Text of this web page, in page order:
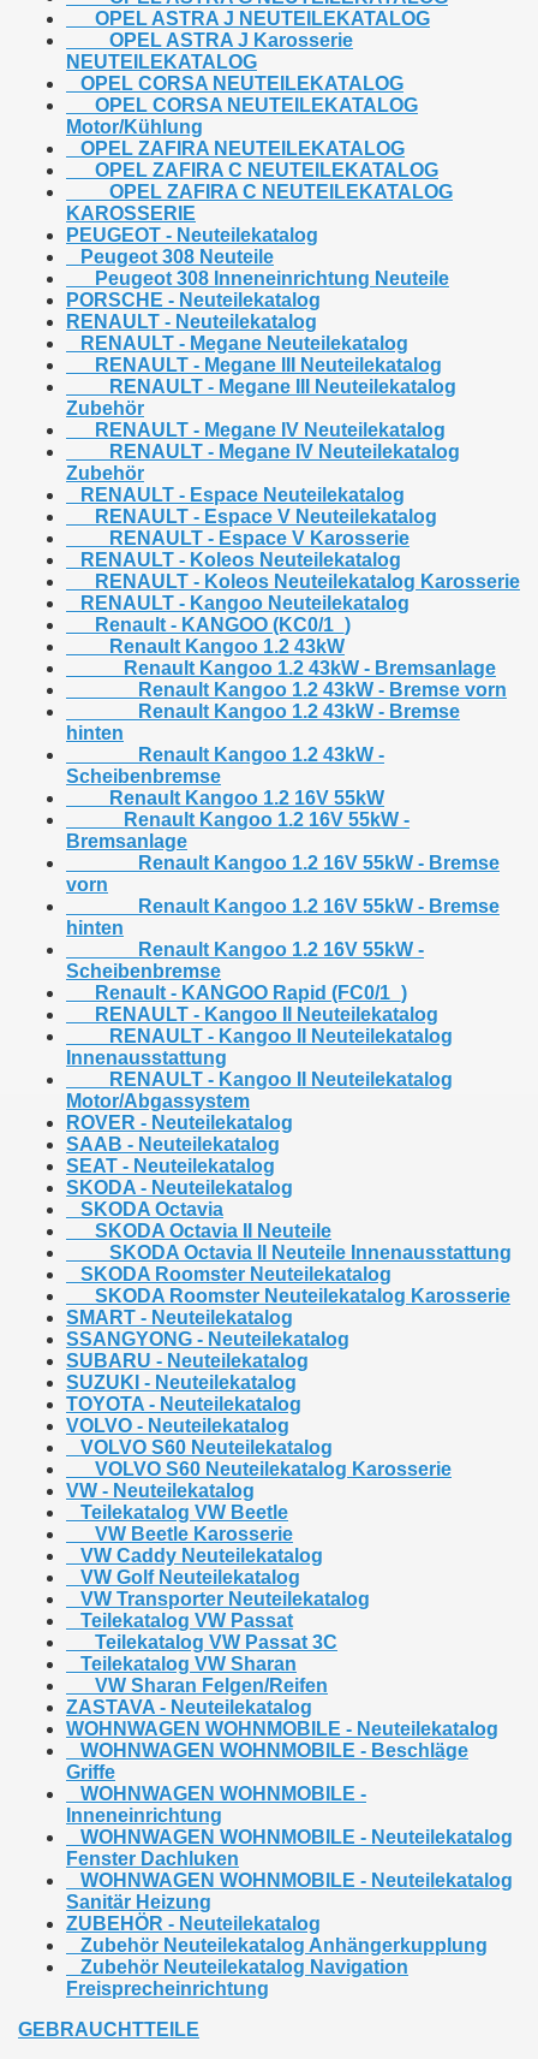
OPEL ASTRA J NEUTEILEKATALOG
OPEL ASTRA J Karosserie
NEUTEILEKATALOG
OPEL CORSA NEUTEILEKATALOG
OPEL CORSA NEUTEILEKATALOG
Motor/Kühlung
OPEL ZAFIRA NEUTEILEKATALOG
OPEL ZAFIRA C NEUTEILEKATALOG
OPEL ZAFIRA C NEUTEILEKATALOG
KAROSSERIE
PEUGEOT - Neuteilekatalog
Peugeot 308 Neuteile
Peugeot 308 Inneneinrichtung Neuteile
PORSCHE - Neuteilekatalog
RENAULT - Neuteilekatalog
RENAULT - Megane Neuteilekatalog
RENAULT - Megane III Neuteilekatalog
RENAULT - Megane III Neuteilekatalog
Zubehör
RENAULT - Megane IV Neuteilekatalog
RENAULT - Megane IV Neuteilekatalog
Zubehör
RENAULT - Espace Neuteilekatalog
RENAULT - Espace V Neuteilekatalog
RENAULT - Espace V Karosserie
RENAULT - Koleos Neuteilekatalog
RENAULT - Koleos Neuteilekatalog Karosserie
RENAULT - Kangoo Neuteilekatalog
Renault - KANGOO (KC0/1_)
Renault Kangoo 1.2 43kW
Renault Kangoo 1.2 43kW - Bremsanlage
Renault Kangoo 1.2 43kW - Bremse vorn
Renault Kangoo 1.2 43kW - Bremse
hinten
Renault Kangoo 1.2 43kW -
Scheibenbremse
Renault Kangoo 1.2 16V 55kW
Renault Kangoo 1.2 16V 55kW -
Bremsanlage
Renault Kangoo 1.2 16V 55kW - Bremse
vorn
Renault Kangoo 1.2 16V 55kW - Bremse
hinten
Renault Kangoo 1.2 16V 55kW -
Scheibenbremse
Renault - KANGOO Rapid (FC0/1_)
RENAULT - Kangoo II Neuteilekatalog
RENAULT - Kangoo II Neuteilekatalog
Innenausstattung
RENAULT - Kangoo II Neuteilekatalog
Motor/Abgassystem
ROVER - Neuteilekatalog
SAAB - Neuteilekatalog
SEAT - Neuteilekatalog
SKODA - Neuteilekatalog
SKODA Octavia
SKODA Octavia II Neuteile
SKODA Octavia II Neuteile Innenausstattung
SKODA Roomster Neuteilekatalog
SKODA Roomster Neuteilekatalog Karosserie
SMART - Neuteilekatalog
SSANGYONG - Neuteilekatalog
SUBARU - Neuteilekatalog
SUZUKI - Neuteilekatalog
TOYOTA - Neuteilekatalog
VOLVO - Neuteilekatalog
VOLVO S60 Neuteilekatalog
VOLVO S60 Neuteilekatalog Karosserie
VW - Neuteilekatalog
Teilekatalog VW Beetle
VW Beetle Karosserie
VW Caddy Neuteilekatalog
VW Golf Neuteilekatalog
VW Transporter Neuteilekatalog
Teilekatalog VW Passat
Teilekatalog VW Passat 3C
Teilekatalog VW Sharan
VW Sharan Felgen/Reifen
ZASTAVA - Neuteilekatalog
WOHNWAGEN WOHNMOBILE - Neuteilekatalog
WOHNWAGEN WOHNMOBILE - Beschläge
Griffe
WOHNWAGEN WOHNMOBILE -
Inneneinrichtung
WOHNWAGEN WOHNMOBILE - Neuteilekatalog
Fenster Dachluken
WOHNWAGEN WOHNMOBILE - Neuteilekatalog
Sanitär Heizung
ZUBEHÖR - Neuteilekatalog
Zubehör Neuteilekatalog Anhängerkupplung
Zubehör Neuteilekatalog Navigation
Freisprecheinrichtung
GEBRAUCHTTEILE